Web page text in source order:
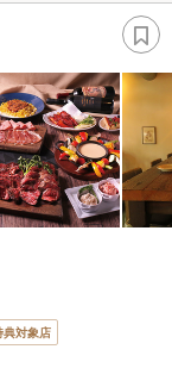
典対象店